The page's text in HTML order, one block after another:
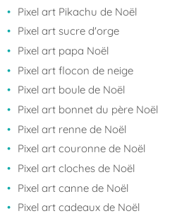
Pixel art Pikachu de Noël
Pixel art sucre d'orge
Pixel art papa Noël
Pixel art flocon de neige
Pixel art boule de Noël
Pixel art bonnet du père Noël
Pixel art renne de Noël
Pixel art couronne de Noël
Pixel art cloches de Noël
Pixel art canne de Noël
Pixel art cadeaux de Noël